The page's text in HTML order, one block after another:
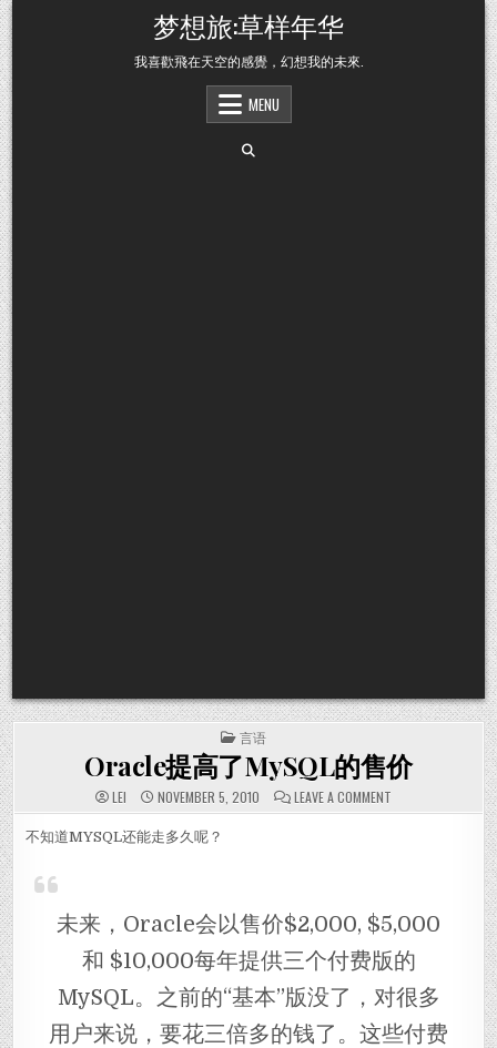
Skip to content 梦想旅:草样年华
我喜歡飛在天空的感覺，幻想我的未來.
MENU
POSTED IN
言语
Oracle提高了MySQL的售价
LEI NOVEMBER 5, 2010 LEAVE A COMMENTON ORACLE提高了
不知道MYSQL还能走多久呢？
未来，Oracle会以售价$2,000, $5,000
和 $10,000每年提供三个付费版的
MySQL。之前的“基本”版没了，对很多
用户来说，要花三倍多的钱了。这些付费